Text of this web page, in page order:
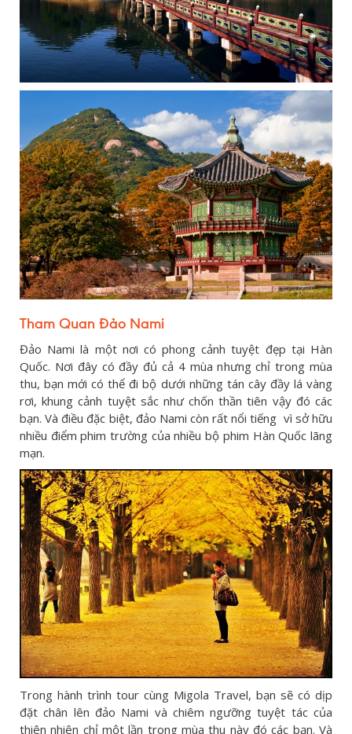
Tham Quan Đảo Nami
Đảo Nami là một nơi có phong cảnh tuyệt đẹp tại Hàn
Quốc. Nơi đây có đầy đủ cả 4 mùa nhưng chỉ trong mùa
thu, bạn mới có thể đi bộ dưới những tán cây đầy lá vàng
rơi, khung cảnh tuyệt sắc như chốn thần tiên vậy đó các
bạn. Và điều đặc biệt, đảo Nami còn rất nổi tiếng vì sở hữu
nhiều điểm phim trường của nhiều bộ phim Hàn Quốc lãng
mạn.
Trong hành trình tour cùng Migola Travel, bạn sẽ có dịp
đặt chân lên đảo Nami và chiêm ngưỡng tuyệt tác của
thiên nhiên chỉ một lần trong mùa thu này đó các bạn. Và